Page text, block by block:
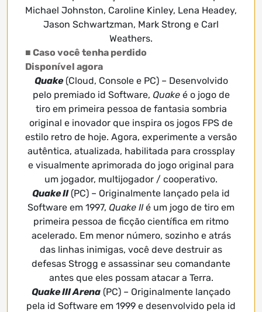
Michael Johnston, Caroline Kinley, Lena Headey,
Jason Schwartzman, Mark Strong e Carl
Weathers.
■ Caso você tenha perdido
Disponível agora
Quake(Cloud, Console e PC) – Desenvolvido
pelo premiado id Software, Quakeé o jogo de
tiro em primeira pessoa de fantasia sombria
original e inovador que inspira os jogos FPS de
estilo retro de hoje. Agora, experimente a versão
autêntica, atualizada, habilitada para crossplay
e visualmente aprimorada do jogo original para
um jogador, multijogador / cooperativo.
Quake II(PC) – Originalmente lançado pela id
Software em 1997, Quake IIé um jogo de tiro em
primeira pessoa de ficção científica em ritmo
acelerado. Em menor número, sozinho e atrás
das linhas inimigas, você deve destruir as
defesas Strogg e assassinar seu comandante
antes que eles possam atacar a Terra.
Quake III Arena (PC) – Originalmente lançado
pela id Software em 1999 e desenvolvido pela id